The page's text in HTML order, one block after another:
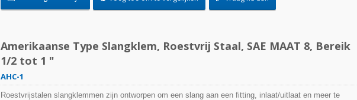
Amerikaanse Type Slangklem, Roestvrij Staal, SAE MAAT 8, Bereik
1/2 tot 1 "
AHC-1
Roestvrijstalen slangklemmen zijn ontworpen om een slang aan een fitting, inlaat/uitlaat en meer te